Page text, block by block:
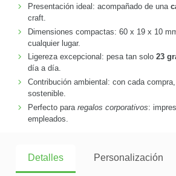
Presentación ideal: acompañado de una
craft.
Dimensiones compactas: 60 x 19 x 10
cualquier lugar.
Ligereza excepcional: pesa tan solo 23
día a día.
Contribución ambiental: con cada
sostenible.
Perfecto para regalos corporativos:
empleados.
Detalles Personalización